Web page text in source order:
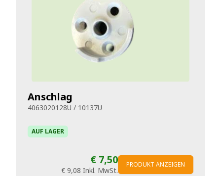
Anschlag
4063020128U / 10137U
AUF LAGER
€ 7,50
€ 9,08 Inkl. MwSt.
PRODUKT ANZEIGEN